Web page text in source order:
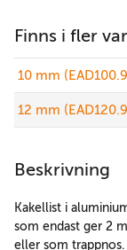
Finns i fler
10 mm
12 mm
Beskrivning
Kakellist i
som endast ger 2
eller som trappnos.